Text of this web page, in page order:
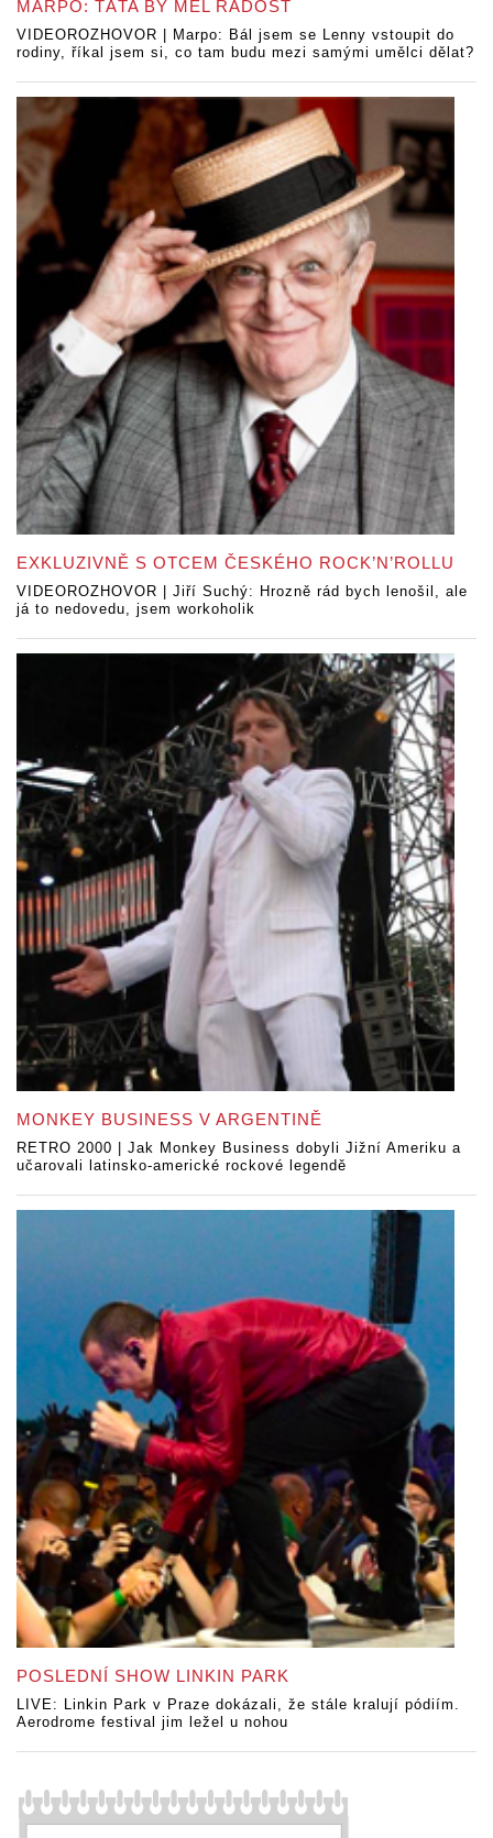
MARPO: TÁTA BY MĚL RADOST
VIDEOROZHOVOR | Marpo: Bál jsem se Lenny vstoupit do
rodiny, říkal jsem si, co tam budu mezi samými umělci dělat?
EXKLUZIVNĚ S OTCEM ČESKÉHO ROCK’N’ROLLU
VIDEOROZHOVOR | Jiří Suchý: Hrozně rád bych lenošil, ale
já to nedovedu, jsem workoholik
MONKEY BUSINESS V ARGENTINĚ
RETRO 2000 | Jak Monkey Business dobyli Jižní Ameriku a
učarovali latinsko-americké rockové legendě
POSLEDNÍ SHOW LINKIN PARK
LIVE: Linkin Park v Praze dokázali, že stále kralují pódiím.
Aerodrome festival jim ležel u nohou